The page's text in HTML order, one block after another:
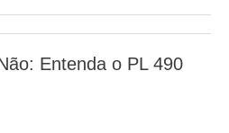
Entenda o PL 490